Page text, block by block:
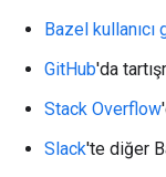
Bazel kullanıcı
GitHub'da
Stack Overflow
Slack'te diğer